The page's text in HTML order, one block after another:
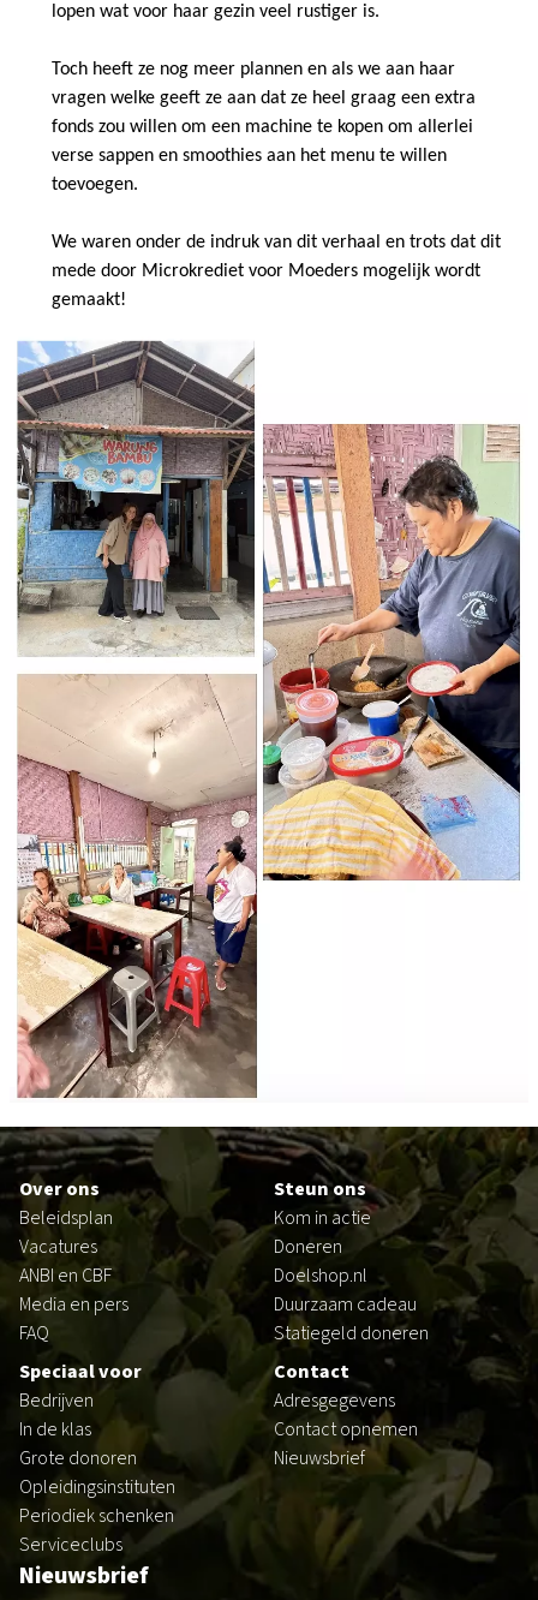
lopen wat voor haar gezin veel rustiger is.
Toch heeft ze nog meer plannen en als we aan haar
vragen welke geeft ze aan dat ze heel graag een extra
fonds zou willen om een machine te kopen om allerlei
verse sappen en smoothies aan het menu te willen
toevoegen.
We waren onder de indruk van dit verhaal en trots dat dit
mede door Microkrediet voor Moeders mogelijk wordt
gemaakt!
Footer
Over ons
Beleidsplan
Vacatures
ANBI en CBF
Media en pers
FAQ
Steun ons
Kom in actie
Doneren
Doelshop.nl
Duurzaam cadeau
Statiegeld doneren
Speciaal voor
Bedrijven
In de klas
Grote donoren
Opleidingsinstituten
Periodiek schenken
Serviceclubs
Contact
Adresgegevens
Contact opnemen
Nieuwsbrief
Nieuwsbrief